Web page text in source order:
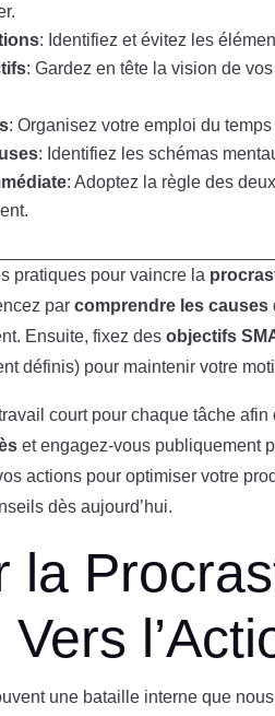
: Identifiez et évitez les
: Gardez en tête la vision de
: Organisez votre emploi du
: Identifiez les schémas
: Adoptez la règle des
pratiques pour vaincre la
parcomprendre les causes
Ensuite, fixez desobjectifs
définis) pour maintenir votre
court pour chaque tâche
et engagez-vous publiquement
actions pour optimiser votre
dès aujourd’hui.
la
une bataille interne que